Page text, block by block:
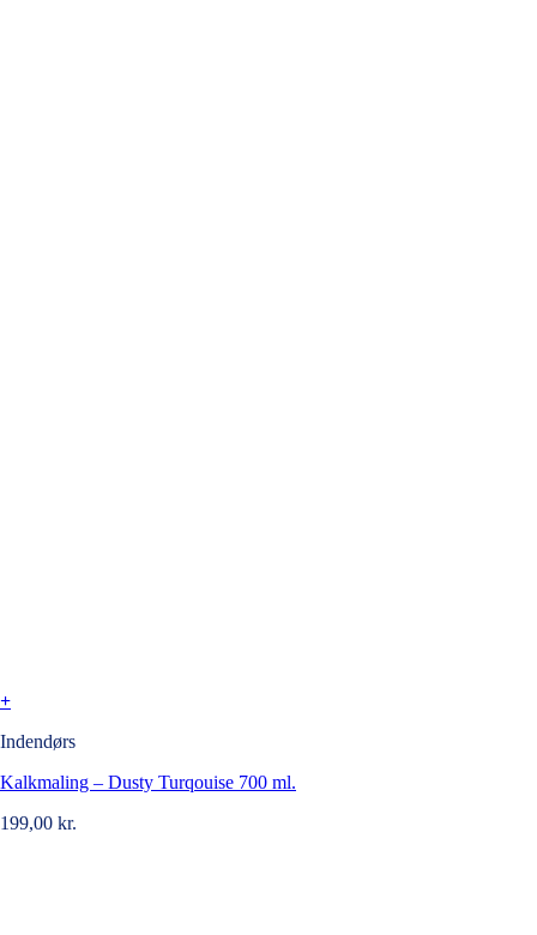
+
Indendørs
Kalkmaling – Dusty Turqouise 700 ml.
199,00 kr.